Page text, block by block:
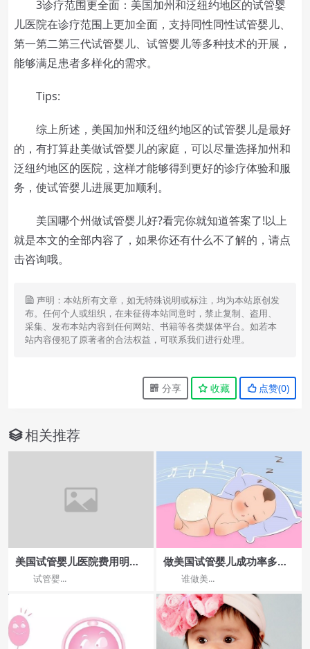
3诊疗范围更全面：美国加州和泛纽约地区的试管婴
儿医院在诊疗范围上更加全面，支持同性同性试管婴儿、
第一第二第三代试管婴儿、试管婴儿等多种技术的开展，
能够满足患者多样化的需求。
Tips:
综上所述，美国加州和泛纽约地区的试管婴儿是最好
的，有打算赴美做试管婴儿的家庭，可以尽量选择加州和
泛纽约地区的医院，这样才能够得到更好的诊疗体验和服
务，使试管婴儿进展更加顺利。
美国哪个州做试管婴儿好?看完你就知道答案了!以上
就是本文的全部内容了，如果你还有什么不了解的，请点
击咨询哦。
声明：本站所有文章，如无特殊说明或标注，均为本站原创发
布。任何个人或组织，在未征得本站同意时，禁止复制、盗用、
采集、发布本站内容到任何网站、书籍等各类媒体平台。如若本
站内容侵犯了原著者的合法权益，可联系我们进行处理。
分享 收藏 点赞(0)
相关推荐
美国试管婴儿医院费用明细
及流程
试管婴...
做美国试管婴儿成功率多少
谁做美...